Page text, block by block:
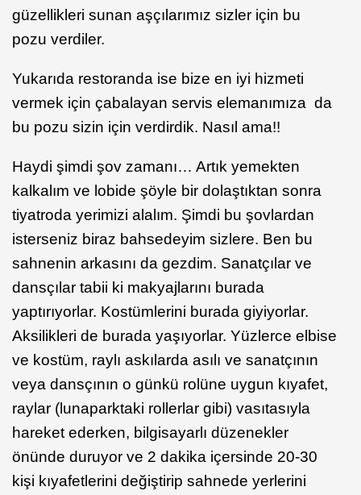
güzellikleri sunan aşçılarımız sizler için bu
pozu verdiler.
Yukarıda restoranda ise bize en iyi hizmeti
vermek için çabalayan servis elemanımıza da
bu pozu sizin için verdirdik. Nasıl ama!!
Haydi şimdi şov zamanı… Artık yemekten
kalkalım ve lobide şöyle bir dolaştıktan sonra
tiyatroda yerimizi alalım. Şimdi bu şovlardan
isterseniz biraz bahsedeyim sizlere. Ben bu
sahnenin arkasını da gezdim. Sanatçılar ve
dansçılar tabii ki makyajlarını burada
yaptırıyorlar. Kostümlerini burada giyiyorlar.
Aksilikleri de burada yaşıyorlar. Yüzlerce elbise
ve kostüm, raylı askılarda asılı ve sanatçının
veya dansçının o günkü rolüne uygun kıyafet,
raylar (lunaparktaki rollerlar gibi) vasıtasıyla
hareket ederken, bilgisayarlı düzenekler
önünde duruyor ve 2 dakika içersinde 20-30
kişi kıyafetlerini değiştirip sahnede yerlerini